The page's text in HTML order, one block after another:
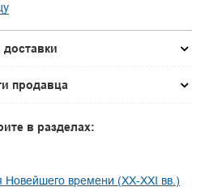
продавца
в разделах:
времени (XX-XXI вв.)